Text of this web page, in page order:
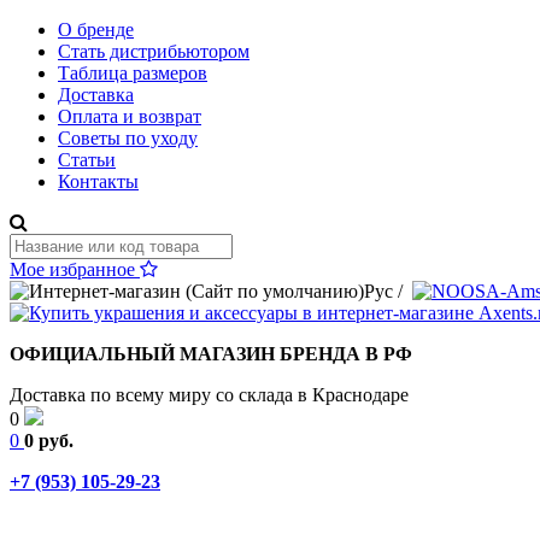
О бренде
Стать дистрибьютором
Таблица размеров
Доставка
Оплата и возврат
Советы по уходу
Статьи
Контакты
Мое избранное
Рус /
ОФИЦИАЛЬНЫЙ МАГАЗИН БРЕНДА В РФ
Доставка по всему миру со склада в Краснодаре
0
0 0 руб.
+7 (953) 105-29-23